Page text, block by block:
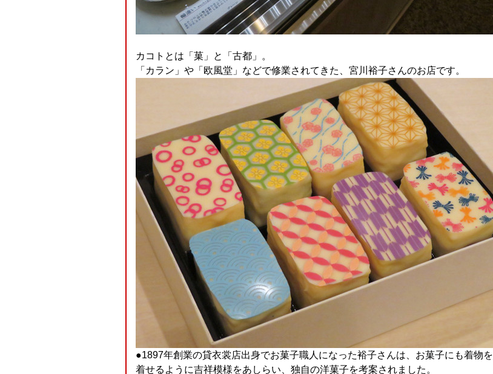
カコトとは「菓」と「古都」。
「カラン」や「欧風堂」などで修業されてきた、宮川裕子さんのお店です。
●1897年創業の貸衣裳店出身でお菓子職人になった裕子さんは、お菓子にも着物を
着せるように吉祥模様をあしらい、独自の洋菓子を考案されました。